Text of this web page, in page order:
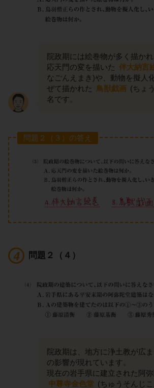
院政期には絵巻物が多く描かれ
応天門の変を描いた 伴大納言
なごんえまき)や、動物を擬人
ぜて描かれた 鳥獣戯画 (ちょ
名です。
問題２（３）の答え
問題２（４）
院政期は、地方に浄土教が広
の影響が現れています。
現在の岩手県に建立された阿
中尊寺金色堂 (ちゅうそんじ